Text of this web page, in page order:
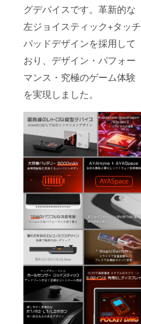
グデバイスです。革新的な
左ジョイスティック+タッチ
パッドデザインを採用して
おり、デザイン・パフォー
マンス・究極のゲーム体験
を実現しました。